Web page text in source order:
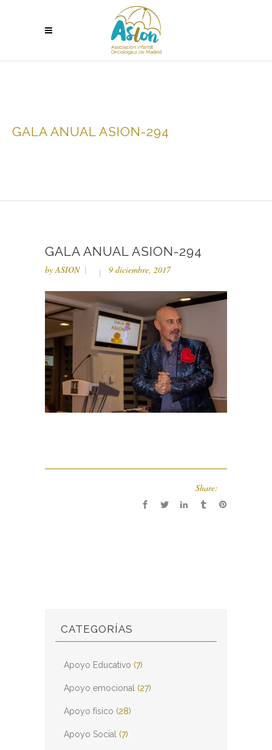
GALA ANUAL ASION-294
GALA ANUAL ASION-294
byASION 9 diciembre, 2017
Share:
CATEGORÍAS
Apoyo Educativo (7)
Apoyo emocional (27)
Apoyo físico (28)
Apoyo Social (7)